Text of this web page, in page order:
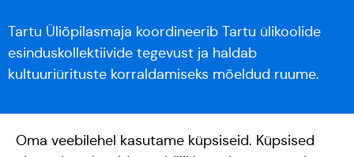
Tartu Üliõpilasmaja koordineerib Tartu ülikoolide
esinduskollektiivide tegevust ja haldab
kultuuriürituste korraldamiseks mõeldud ruume.
Oma veebilehel kasutame küpsiseid. Küpsised